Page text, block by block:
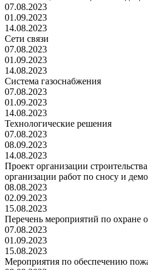
07.08.2023
01.09.2023
14.08.2023
Сети связи
07.08.2023
01.09.2023
14.08.2023
Система газоснабжения
07.08.2023
01.09.2023
14.08.2023
Технологические решения
07.08.2023
08.09.2023
14.08.2023
Проект организации
организации работ по сносу и
08.08.2023
02.09.2023
15.08.2023
Перечень мероприятий по охране
07.08.2023
01.09.2023
15.08.2023
Мероприятия по обеспечению